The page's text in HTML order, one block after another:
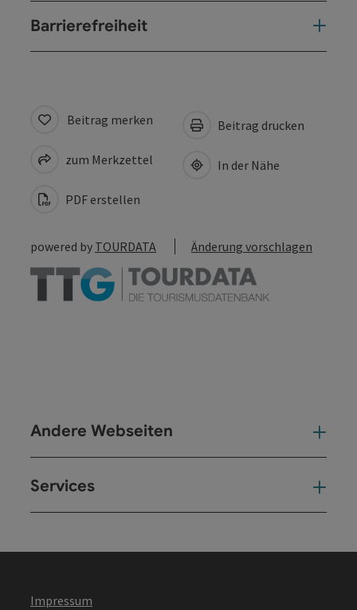
Barrierefreiheit
Beitrag merken
zum Merkzettel
PDF erstellen
Beitrag drucken
In der Nähe
powered by TOURDATA Änderung vorschlagen
Andere Webseiten
Services
Impressum